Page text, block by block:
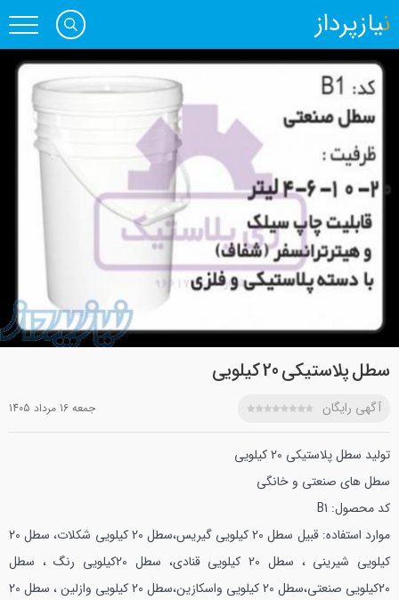
نیازپرداز
سطل پلاستیکی 20 کیلویی
آگهی رایگان جمعه 16 مرداد 1405
تولید سطل پلاستیکی 20 کیلویی
سطل های صنعتی و خانگی
کد محصول: B1
موارد استفاده: قبیل سطل 20 کیلویی گیریس،سطل 20 کیلویی شکلات، سطل 20
کیلویی شیرینی ، سطل 20 کیلویی قنادی، سطل 20کیلویی رنگ ، سطل
20کیلویی صنعتی،سطل 20 کیلویی واسکازین،سطل 20 کیلویی وازلین ، سطل 20